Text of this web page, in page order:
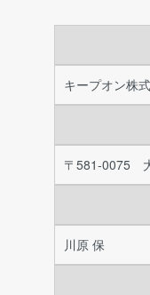
キープオン株
〒581-0075
川原 保